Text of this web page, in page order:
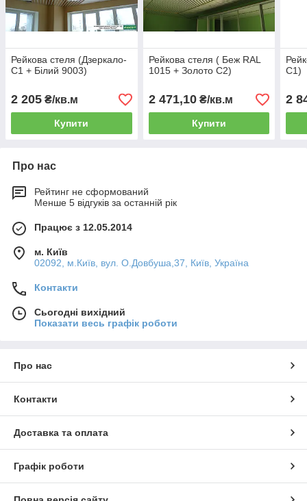
Рейкова стеля (Дзеркало-
С1 + Білий 9003)
2 205 ₴/кв.м
Купити
Рейкова стеля ( Беж RAL
1015 + Золото С2)
2 471,10₴/кв.м
Купити
С1)
2
Про нас
Рейтинг не сформований
Менше 5 відгуків за останній рік
Працює з 12.05.2014
м. Київ
02092, м.Київ, вул. О.Довбуша,37, Київ, Україна
Контакти
Сьогодні вихідний
Показати весь графік роботи
Про нас
Контакти
Доставка та оплата
Графік роботи